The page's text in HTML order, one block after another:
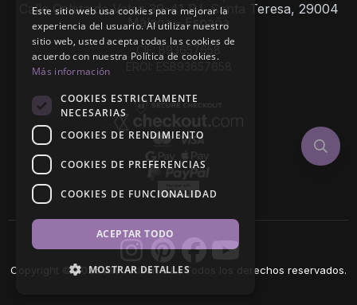
Calle Caleta de Velez 39-41 P.I. Santa Teresa, 29004
Málaga - España
CIF: B93657658
Copyright © 2026 AW Artisan S.L., Todos los derechos reservados.
Este sitio web usa cookies para mejorar la
experiencia del usuario. Al utilizar nuestro
sitio web, usted acepta todas las cookies de
acuerdo con nuestra Política de cookies.
Más información
COOKIES ESTRICTAMENTE
NECESARIAS
COOKIES DE RENDIMIENTO
COOKIES DE PREFERENCIAS
COOKIES DE FUNCIONALIDAD
ACEPTAR TODO
MOSTRAR DETALLES